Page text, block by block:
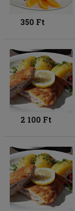
350 Ft
2 100 Ft